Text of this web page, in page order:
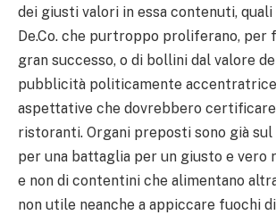
dei giusti valori in essa contenuti,
De.Co. che purtroppo proliferano, per
gran successo, o di bollini dal valore
pubblicità politicamente
aspettative che dovrebbero
ristoranti. Organi preposti sono già
per una battaglia per un giusto e vero
e non di contentini che alimentano
non utile neanche a appiccare fuochi